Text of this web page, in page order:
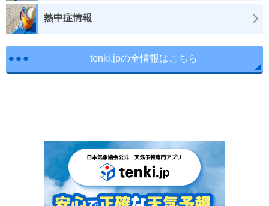
熱中症情報
tenki.jpの全情報はこちら